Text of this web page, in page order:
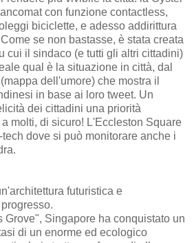
con funzione contactless,
biciclette, e adesso addirittura
se non bastasse, è stata creata
cui il sindaco (e tutti gli altri cittadini)
qual è la situazione in città, dal
dell'umore) che mostra il
in base ai loro tweet. Un
dei cittadini una priorità
molti, di sicuro! L'Eccleston Square
dove si può monitorare anche i
futuristica e
Grove", Singapore ha conquistato un
di un enorme ed ecologico